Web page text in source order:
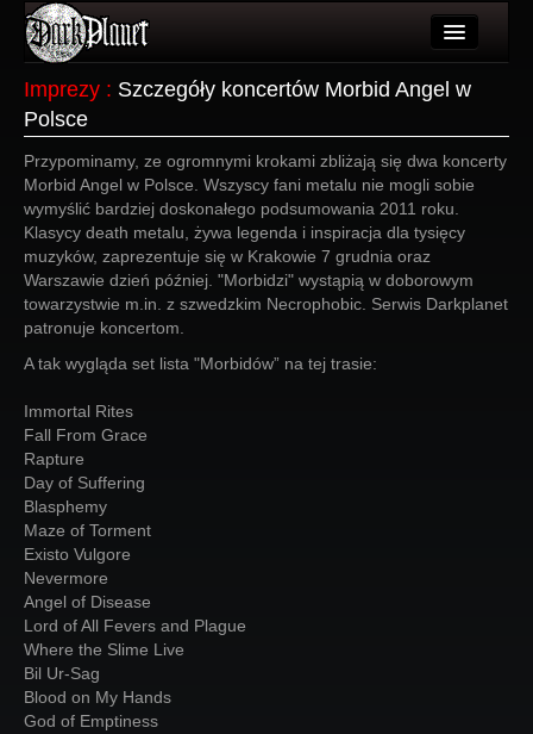
Wydarzenia
Galeria
Forum
Więcej
Login
Imprezy : Szczegóły koncertów Morbid Angel w
Polsce
Przypominamy, ze ogromnymi krokami zbliżają się dwa koncerty
Morbid Angel w Polsce. Wszyscy fani metalu nie mogli sobie
wymyślić bardziej doskonałego podsumowania 2011 roku.
Klasycy death metalu, żywa legenda i inspiracja dla tysięcy
muzyków, zaprezentuje się w Krakowie 7 grudnia oraz
Warszawie dzień później. "Morbidzi" wystąpią w doborowym
towarzystwie m.in. z szwedzkim Necrophobic. Serwis Darkplanet
patronuje koncertom.
A tak wygląda set lista "Morbidów” na tej trasie:
Immortal Rites
Fall From Grace
Rapture
Day of Suffering
Blasphemy
Maze of Torment
Existo Vulgore
Nevermore
Angel of Disease
Lord of All Fevers and Plague
Where the Slime Live
Bil Ur-Sag
Blood on My Hands
God of Emptiness